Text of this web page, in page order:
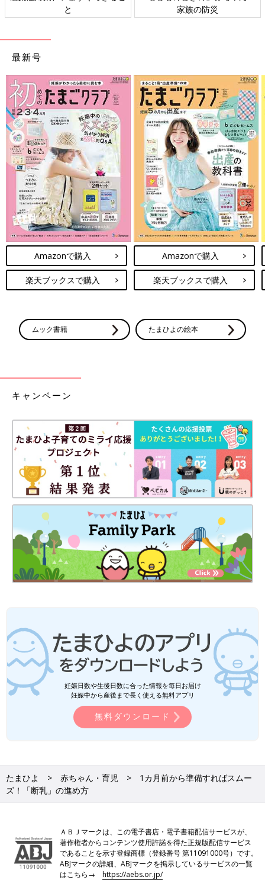
と
家族の防災
最新号
Amazonで購入
楽天ブックスで購入
Amazonで購入
楽天ブックスで購入
ムック書籍 たまひよの絵本
キャンペーン
妊娠日数や生後日数に合った情報を毎日お届け
妊娠中から産後まで長く使える無料アプリ
無料ダウンロード
たまひよ 赤ちゃん・育児
1カ月前から準備すればスムー
ズ！「断乳」の進め方
ＡＢＪマークは、この電子書店・電子書籍配信サービスが、
著作権者からコンテンツ使用許諾を得た正規版配信サービス
であることを示す登録商標（登録番号 第11091000号）です。
ABJマークの詳細、ABJマークを掲示しているサービスの一覧
はこちら→https://aebs.or.jp/